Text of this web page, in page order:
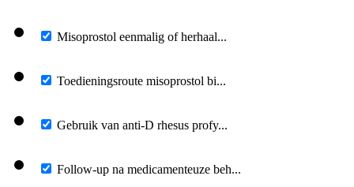
Misoprostol eenmalig of herhaal...
Toedieningsroute misoprostol bi...
Gebruik van anti-D rhesus profy...
Follow-up na medicamenteuze beh...